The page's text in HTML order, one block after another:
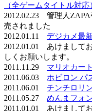
（全ゲームタイトル対応
2012.02.23 管理人ZAPA
売されました
2012.01.11 デジカメ最
2012.01.01 あけまして
しくお願いします。
2011.11.29 マリオカー
2011.06.03 ホビロン パ
2011.06.01 チンチロリ
2011.05.27 めんまフォ
2011.01.01 あけまして